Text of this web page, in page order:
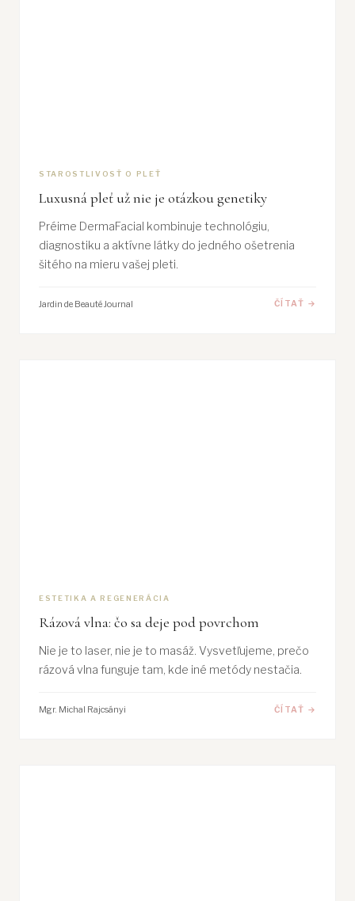
STAROSTLIVOSŤ O PLEŤ
Luxusná pleť už nie je otázkou genetiky
Préime DermaFacial kombinuje technológiu,
diagnostiku a aktívne látky do jedného ošetrenia
šitého na mieru vašej pleti.
Jardin de Beauté Journal ČÍTAŤ →
ESTETIKA A REGENERÁCIA
Rázová vlna: čo sa deje pod povrchom
Nie je to laser, nie je to masáž. Vysvetľujeme, prečo
rázová vlna funguje tam, kde iné metódy nestačia.
Mgr. Michal Rajcsányi ČÍTAŤ →